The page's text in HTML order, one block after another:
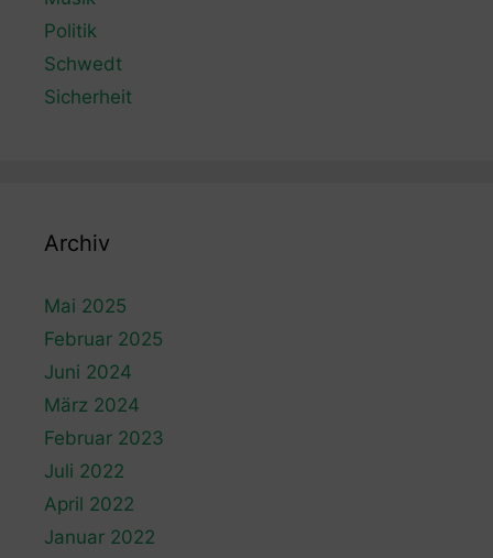
Politik
Schwedt
Sicherheit
Archiv
Mai 2025
Februar 2025
Juni 2024
März 2024
Februar 2023
Juli 2022
April 2022
Januar 2022